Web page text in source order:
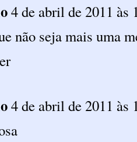
4 de abril de 2011 às
não seja mais uma
4 de abril de 2011 às